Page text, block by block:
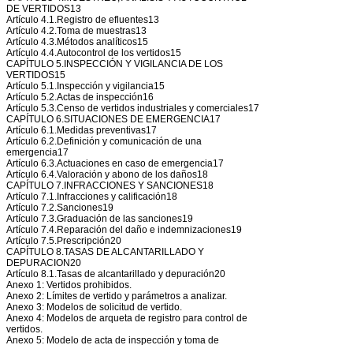
DE VERTIDOS13
Artículo 4.1.Registro de efluentes13
Artículo 4.2.Toma de muestras13
Artículo 4.3.Métodos analíticos15
Artículo 4.4.Autocontrol de los vertidos15
CAPÍTULO 5.INSPECCIÓN Y VIGILANCIA DE LOS
VERTIDOS15
Artículo 5.1.Inspección y vigilancia15
Artículo 5.2.Actas de inspección16
Artículo 5.3.Censo de vertidos industriales y comerciales17
CAPÍTULO 6.SITUACIONES DE EMERGENCIA17
Artículo 6.1.Medidas preventivas17
Artículo 6.2.Definición y comunicación de una
emergencia17
Artículo 6.3.Actuaciones en caso de emergencia17
Artículo 6.4.Valoración y abono de los daños18
CAPÍTULO 7.INFRACCIONES Y SANCIONES18
Artículo 7.1.Infracciones y calificación18
Artículo 7.2.Sanciones19
Artículo 7.3.Graduación de las sanciones19
Artículo 7.4.Reparación del daño e indemnizaciones19
Artículo 7.5.Prescripción20
CAPÍTULO 8.TASAS DE ALCANTARILLADO Y
DEPURACION20
Artículo 8.1.Tasas de alcantarillado y depuración20
Anexo 1: Vertidos prohibidos.
Anexo 2: Límites de vertido y parámetros a analizar.
Anexo 3: Modelos de solicitud de vertido.
Anexo 4: Modelos de arqueta de registro para control de
vertidos.
Anexo 5: Modelo de acta de inspección y toma de